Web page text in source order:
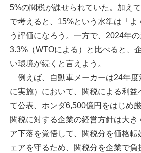
5%の関税が課せられていた。加え
で考えると、15%という水準は「よ
う評価になろう。一方で、2024年
3.3%（WTOによる）と比べると、
い環境が続くと言えよう。
例えば、自動車メーカーは24年度
に実施）において、関税による利
て公表、ホンダ6,500億円をはじめ
関税に対する企業の経営方針は大き
ア下落を覚悟して、関税分を価格転
ェアを守るため、関税分を企業で負